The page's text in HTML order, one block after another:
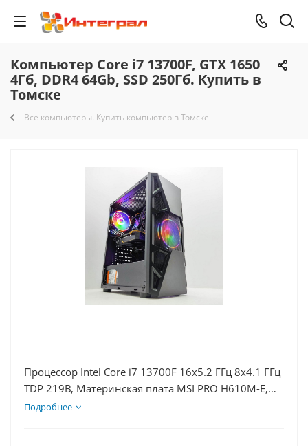
Компьютер Core i7 13700F, GTX 1650
4Гб, DDR4 64Gb, SSD 250Гб. Купить в
Томске
Все компьютеры. Купить компьютер в Томске
Процессор Intel Core i7 13700F 16x5.2 ГГц 8x4.1 ГГц
TDP 219В, Материнская плата MSI PRO H610M-E,
Видеокарта GTX 1650 4Гб, Память DDR4 64Gb,
Подробнее